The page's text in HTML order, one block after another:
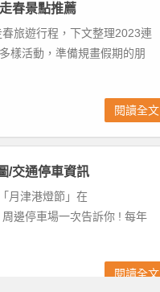
春景點推薦
旅遊行程，下文整理2023連
樣活動，準備規畫假期的朋
閱讀全文
/交通停車資訊
月津港燈節」在
邊停車場一次告訴你 ! 每年
閱讀全文